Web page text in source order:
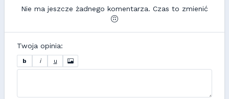
Nie ma jeszcze żadnego komentarza. Czas to zmienić
Twoja opinia:
b i u